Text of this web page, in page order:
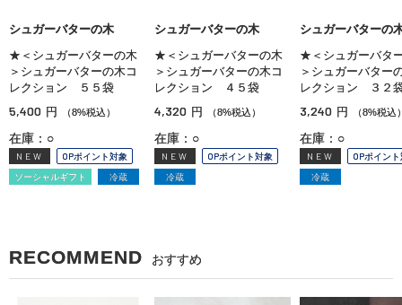
シュガーバターの木
★＜シュガーバターの木
＞シュガーバターの木コ
レクション ５５袋
5,400 円 （8%税込）
在庫：○
NEW
OPポイント対象
ソーシャルギフト
冷蔵
シュガーバターの木
★＜シュガーバターの木
＞シュガーバターの木コ
レクション ４５袋
4,320 円 （8%税込）
在庫：○
NEW
OPポイント対象
冷蔵
シュガーバターの
★＜シュガーバタ
＞シュガーバター
レクション ３２
3,240 円 （8%税込
在庫：○
NEW
OPポイン
冷蔵
RECOMMEND おすすめ